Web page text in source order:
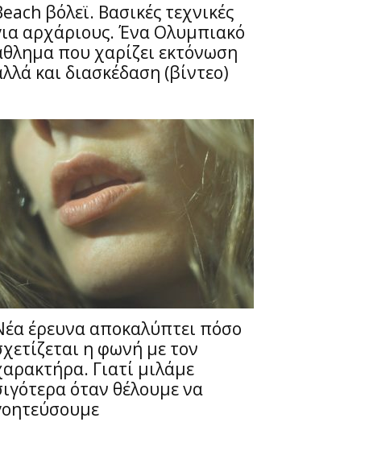
βόλεϊ. Βασικές τεχνικές
αρχάριους. Ένα Ολυμπιακό
που χαρίζει εκτόνωση
και διασκέδαση (βίντεο)
έρευνα αποκαλύπτει πόσο
η φωνή με τον
Γιατί μιλάμε
όταν θέλουμε να